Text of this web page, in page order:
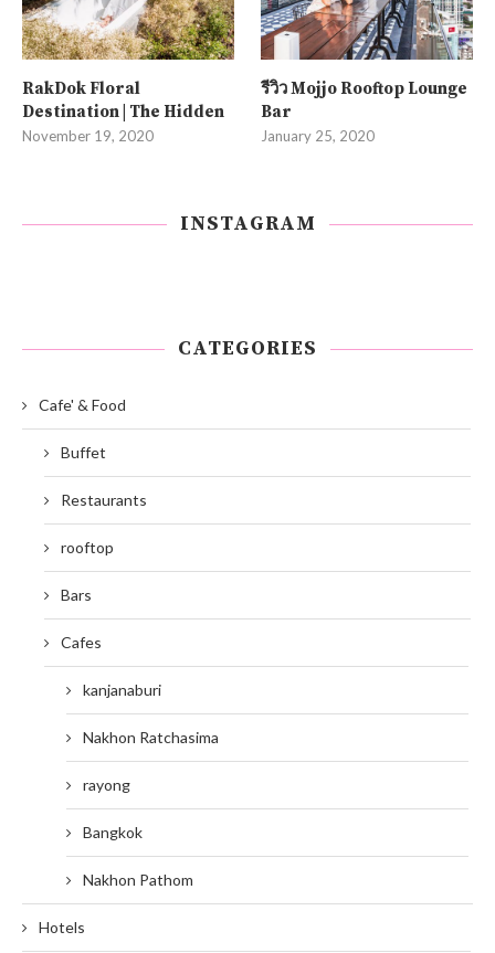
RakDok Floral
Destination | The Hidden
November 19, 2020
รีวิว Mojjo Rooftop Lounge
Bar
January 25, 2020
INSTAGRAM
CATEGORIES
Cafe' & Food
Buffet
Restaurants
rooftop
Bars
Cafes
kanjanaburi
Nakhon Ratchasima
rayong
Bangkok
Nakhon Pathom
Hotels